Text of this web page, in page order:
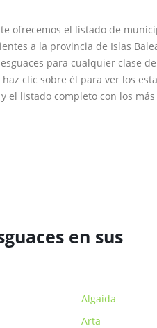
ofrecemos el listado de
a la provincia de Islas
para cualquier clase
clic sobre él para ver los
el listado completo con los más
en sus
Algaida
Arta